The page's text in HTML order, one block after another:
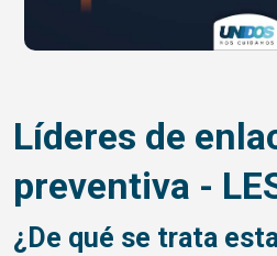
Líderes de
preventiva -
¿De qué se trata